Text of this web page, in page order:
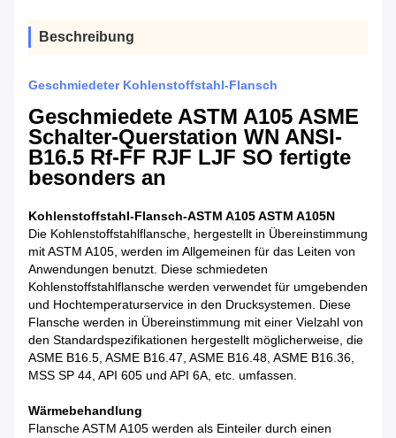
Beschreibung
Geschmiedeter Kohlenstoffstahl-Flansch
Geschmiedete ASTM A105 ASME
Schalter-Querstation WN ANSI-
B16.5 Rf-FF RJF LJF SO fertigte
besonders an
Kohlenstoffstahl-Flansch-ASTM A105 ASTM A105N
Die Kohlenstoffstahlflansche, hergestellt in Übereinstimmung
mit ASTM A105, werden im Allgemeinen für das Leiten von
Anwendungen benutzt. Diese schmiedeten
Kohlenstoffstahlflansche werden verwendet für umgebenden
und Hochtemperaturservice in den Drucksystemen. Diese
Flansche werden in Übereinstimmung mit einer Vielzahl von
den Standardspezifikationen hergestellt möglicherweise, die
ASME B16.5, ASME B16.47, ASME B16.48, ASME B16.36,
MSS SP 44, API 605 und API 6A, etc. umfassen.
Wärmebehandlung
Flansche ASTM A105 werden als Einteiler durch einen